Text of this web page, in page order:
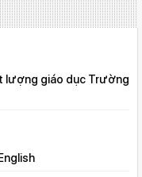
lượng giáo dục Trường